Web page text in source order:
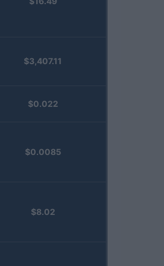
$3,407.11
$0.022
$0.0085
$8.02